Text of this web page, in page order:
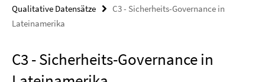
Qualitative Datensätze
C3 - Sicherheits-Governance in
Lateinamerika
C3 - Sicherheits-Governance in